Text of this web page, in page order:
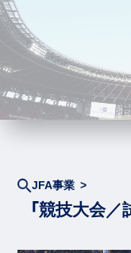
JFA事業 >
「競技大会